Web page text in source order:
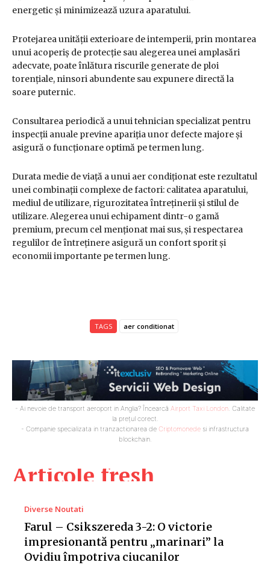
Articole fresh
Diverse Noutati
Farul – Csikszereda 3-2: O victorie
impresionantă pentru „marinari” la
Ovidiu împotriva ciucanilor
energetic și minimizează uzura aparatului.
Protejarea unității exterioare de intemperii, prin montarea
unui acoperiș de protecție sau alegerea unei amplasări
adecvate, poate înlătura riscurile generate de ploi
torențiale, ninsori abundente sau expunere directă la
soare puternic.
Consultarea periodică a unui tehnician specializat pentru
inspecții anuale previne apariția unor defecte majore și
asigură o funcționare optimă pe termen lung.
Durata medie de viață a unui aer condiționat este rezultatul
unei combinații complexe de factori: calitatea aparatului,
mediul de utilizare, rigurozitatea întreținerii și stilul de
utilizare. Alegerea unui echipament dintr-o gamă
premium, precum cel menționat mai sus, și respectarea
regulilor de întreținere asigură un confort sporit și
economii importante pe termen lung.
TAGS aer conditionat
- Ai nevoie de transport aeroport in Anglia? Încearcă Airport Taxi London. Calitate
la prețul corect.
- Companie specializata in tranzactionarea de Criptomonede si infrastructura
blockchain.